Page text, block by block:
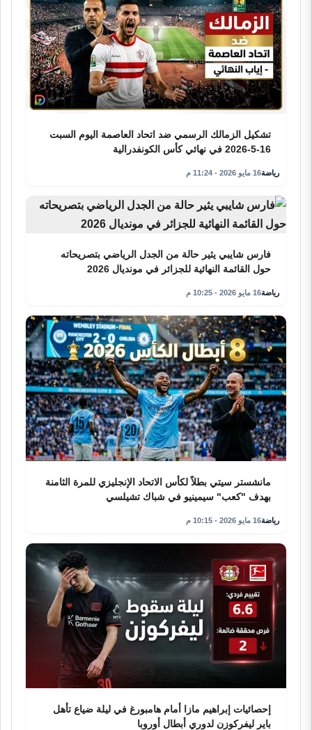
تشكيل الزمالك الرسمي ضد اتحاد العاصمة اليوم السبت
16-5-2026 في نهائي كأس الكونفدرالية
رياضة16 مايو 2026 - 11:24 م
فارس شايبي يثير حالة من الجدل الرياضي بتصريحاته
حول القائمة النهائية للجزائر في مونديال 2026
رياضة16 مايو 2026 - 10:25 م
مانشستر سيتي بطلاً لكأس الاتحاد الإنجليزي للمرة الثامنة
بهدف "كعب" سيمينيو في شباك تشيلسي
رياضة16 مايو 2026 - 10:15 م
إحصائيات إبراهيم مازا أمام هامبورغ في ليلة ضياع تأهل
باير ليفركوزن لدوري أبطال أوروبا